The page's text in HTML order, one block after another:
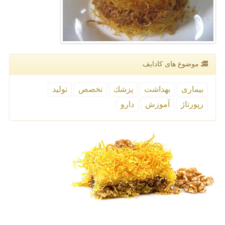
موضوع های كادایف
بیماری بهداشت پزشك تخصص
تولید
رپورتاژ
آموزش دارو